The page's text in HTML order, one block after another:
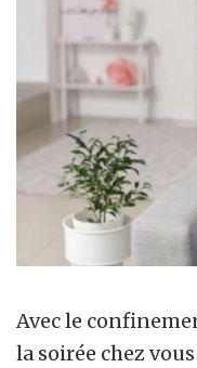
Avec le
la soirée chez